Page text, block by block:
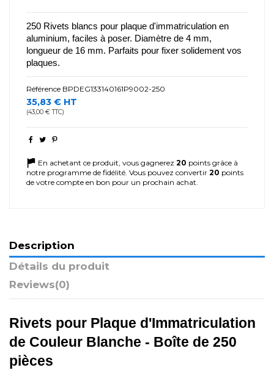
250 Rivets blancs pour plaque d'immatriculation en
aluminium, faciles à poser. Diamètre de 4 mm,
longueur de 16 mm. Parfaits pour fixer solidement vos
plaques.
Référence BPDEG133140161P9002-250
35,83 € HT
(43,00 € TTC)
En achetant ce produit, vous gagnerez 20 points grâce à
notre programme de fidélité. Vous pouvez convertir 20 points
de votre compte en bon pour un prochain achat.
Description
Détails du produit
Reviews(0)
Rivets pour Plaque d'Immatriculation
de Couleur Blanche - Boîte de 250
pièces